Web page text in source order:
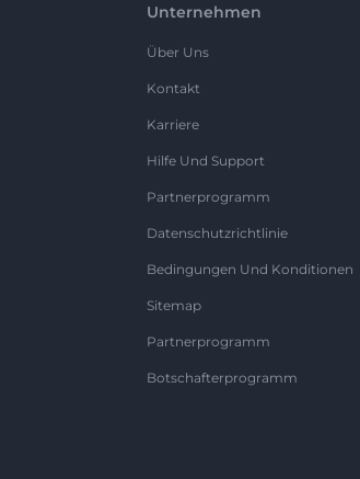
Unternehmen
Über Uns
Kontakt
Karriere
Hilfe Und Support
Partnerprogramm
Datenschutzrichtlinie
Bedingungen Und Konditionen
Sitemap
Partnerprogramm
Botschafterprogramm